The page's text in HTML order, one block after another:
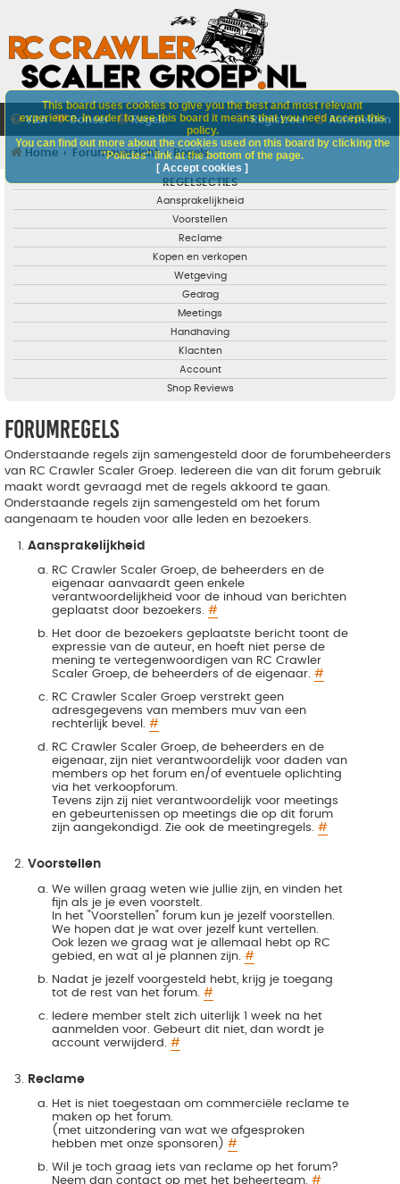
V&A Doneer Regels Aanmelden
Registreer
Home Forumoverzicht Regels
REGELSECTIES
Aansprakelijkheid
Voorstellen
Reclame
Kopen en verkopen
Wetgeving
Gedrag
Meetings
Handhaving
Klachten
Account
Shop Reviews
Forumregels
Onderstaande regels zijn samengesteld door de forumbeheerders
van RC Crawler Scaler Groep. Iedereen die van dit forum gebruik
maakt wordt gevraagd met de regels akkoord te gaan.
Onderstaande regels zijn samengesteld om het forum
aangenaam te houden voor alle leden en bezoekers.
Aansprakelijkheid
RC Crawler Scaler Groep, de beheerders en de
eigenaar aanvaardt geen enkele
verantwoordelijkheid voor de inhoud van berichten
geplaatst door bezoekers. #
Het door de bezoekers geplaatste bericht toont de
expressie van de auteur, en hoeft niet perse de
mening te vertegenwoordigen van RC Crawler
Scaler Groep, de beheerders of de eigenaar. #
RC Crawler Scaler Groep verstrekt geen
adresgegevens van members muv van een
rechterlijk bevel. #
RC Crawler Scaler Groep, de beheerders en de
eigenaar, zijn niet verantwoordelijk voor daden van
members op het forum en/of eventuele oplichting
via het verkoopforum.
Tevens zijn zij niet verantwoordelijk voor meetings
en gebeurtenissen op meetings die op dit forum
zijn aangekondigd. Zie ook de meetingregels. #
Voorstellen
We willen graag weten wie jullie zijn, en vinden het
fijn als je je even voorstelt.
In het "Voorstellen" forum kun je jezelf voorstellen.
We hopen dat je wat over jezelf kunt vertellen.
Ook lezen we graag wat je allemaal hebt op RC
gebied, en wat al je plannen zijn. #
Nadat je jezelf voorgesteld hebt, krijg je toegang
tot de rest van het forum. #
Iedere member stelt zich uiterlijk 1 week na het
aanmelden voor. Gebeurt dit niet, dan wordt je
account verwijderd. #
Reclame
Het is niet toegestaan om commerciële reclame te
maken op het forum.
(met uitzondering van wat we afgesproken
hebben met onze sponsoren) #
Wil je toch graag iets van reclame op het forum?
Neem dan contact op met het beheerteam. #
This board uses cookies to give you the best and most relevant
experience. In order to use this board it means that you need accept this
policy.
You can find out more about the cookies used on this board by clicking the
"Policies" link at the bottom of the page.
[ Accept cookies ]